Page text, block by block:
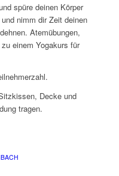
spüre deinen Körper
nimm dir Zeit deinen
Atemübungen,
einem Yogakurs für
Decke und
tragen.